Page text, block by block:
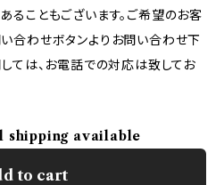
ることもございます。ご希望のお客
合わせボタンよりお問い合わせ下
ては、お電話での対応は致してお
shipping available
to cart